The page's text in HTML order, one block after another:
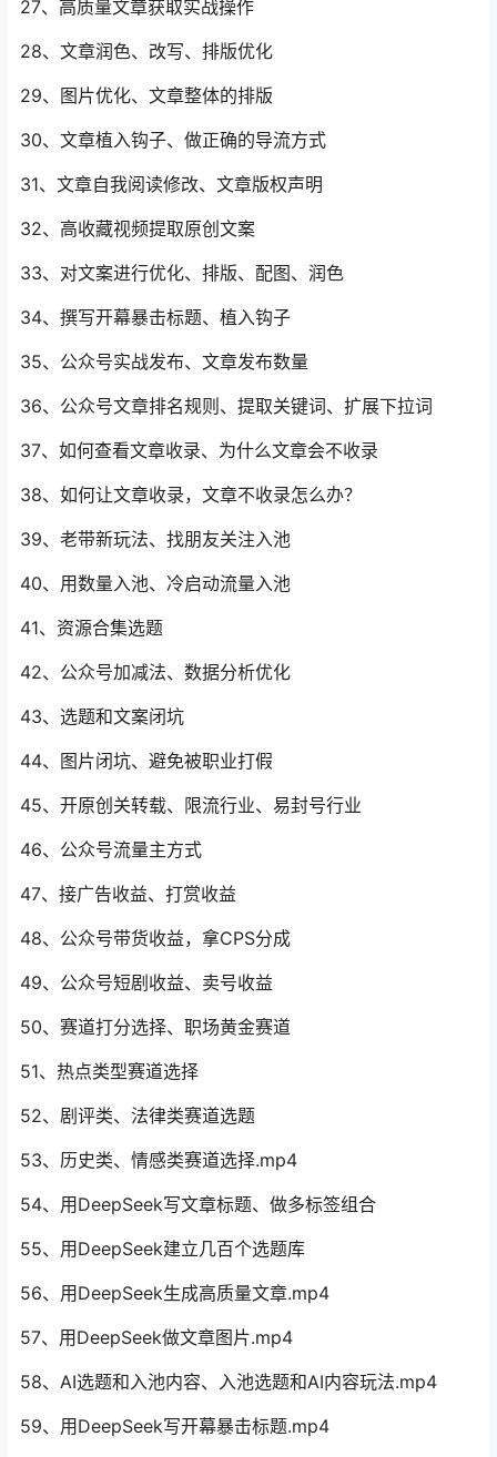
27、高质量文章获取实战操作
28、文章润色、改写、排版优化
29、图片优化、文章整体的排版
30、文章植入钩子、做正确的导流方式
31、文章自我阅读修改、文章版权声明
32、高收藏视频提取原创文案
33、对文案进行优化、排版、配图、润色
34、撰写开幕暴击标题、植入钩子
35、公众号实战发布、文章发布数量
36、公众号文章排名规则、提取关键词、扩展下拉词
37、如何查看文章收录、为什么文章会不收录
38、如何让文章收录，文章不收录怎么办？
39、老带新玩法、找朋友关注入池
40、用数量入池、冷启动流量入池
41、资源合集选题
42、公众号加减法、数据分析优化
43、选题和文案闭坑
44、图片闭坑、避免被职业打假
45、开原创关转载、限流行业、易封号行业
46、公众号流量主方式
47、接广告收益、打赏收益
48、公众号带货收益，拿CPS分成
49、公众号短剧收益、卖号收益
50、赛道打分选择、职场黄金赛道
51、热点类型赛道选择
52、剧评类、法律类赛道选题
53、历史类、情感类赛道选择.mp4
54、用DeepSeek写文章标题、做多标签组合
55、用DeepSeek建立几百个选题库
56、用DeepSeek生成高质量文章.mp4
57、用DeepSeek做文章图片.mp4
58、AI选题和入池内容、入池选题和AI内容玩法.mp4
59、用DeepSeek写开幕暴击标题.mp4